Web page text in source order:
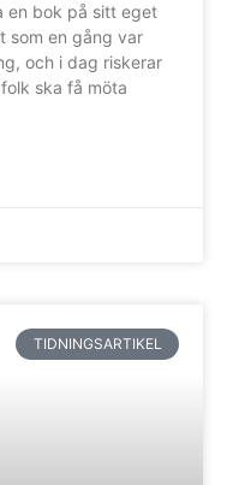
en bok på sitt eget
som en gång var
och i dag riskerar
ska få möta
TIDNINGSARTIKEL